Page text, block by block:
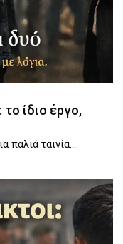
ίδιο έργο,
ταινία....